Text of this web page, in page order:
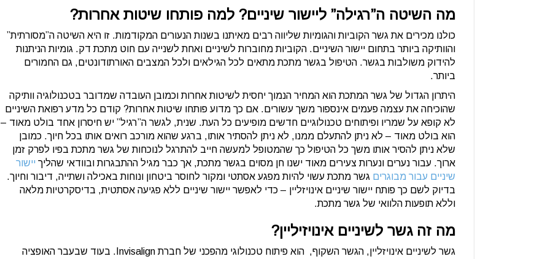
מה השיטה ה”רגילה” ליישור שיניים? למה פותחו שיטות אחרות?
כולנו מכירים את גשר הקוביות והגומיות שליווה רבים מאיתנו בשנות הנעורים המקודמות. זו היא השיטה ה”מסורתית”
והוותיקה ביותר בתחום יישור השיניים. הקוביות מחוברות לשיניים ואחת לשנייה עם חוט מתכת דק. גומיות הניתנות
להידוק משולבות בגשר. הטיפול בגשר מתכת מתאים לכל הגילאים ולכל המצבים האורתודונטים, גם החמורים
ביותר.
היתרון הגדול של גשר המתכת הוא המחיר הנמוך יחסית לשיטות אחרות וכמובן העובדה שמדובר בטכנולוגיה וותיקה
שהוכיחה את עצמה פעמים אינספור משך עשורים. אם כך מדוע פותחו שיטות אחרות? קודם כל מדע רפואת השיניים
לא קופא על שמריו ופיתוחים טכנולוגיים חדשים מופיעים כל העת. שנית, לגשר ה”רגיל” יש חיסרון אחד בולט מאוד –
הוא בולט מאוד – לא ניתן להתעלם ממנו, לא ניתן להסתיר אותו, ברגע שהוא מורכב רואים אותו בכל חיוך. כמובן
שלא ניתן להסיר אותו משך כל הטיפול כך שהמטופל למעשה חייב להתרגל לנוכחות של גשר מתכת בפיו לפרק זמן
ארוך. עבור נערים ונערות צעירים מאוד ישנו חן מסוים בגשר מתכת, אך כבר מגיל ההתבגרות ובוודאי שהליך יישור
שיניים עבור מבוגרים גשר מתכת עשוי להיות מפגע אסתטי ומקור לחוסר ביטחון ונוחות באכילה ושתייה, דיבור וחיוך.
בדיוק לשם כך פותח יישור שיניים אינויזליין – כדי לאפשר יישור שיניים ללא פגיעה אסתטית, בדיסקרטיות מלאה
וללא תופעות הלוואי של גשר מתכת.
מה זה גשר לשיניים אינויזיליין?
גשר לשיניים אינויזליין, הגשר השקוף, הוא פיתוח טכנולוגי מהפכני של חברת Invisalign. בעוד שבעבר האופציה